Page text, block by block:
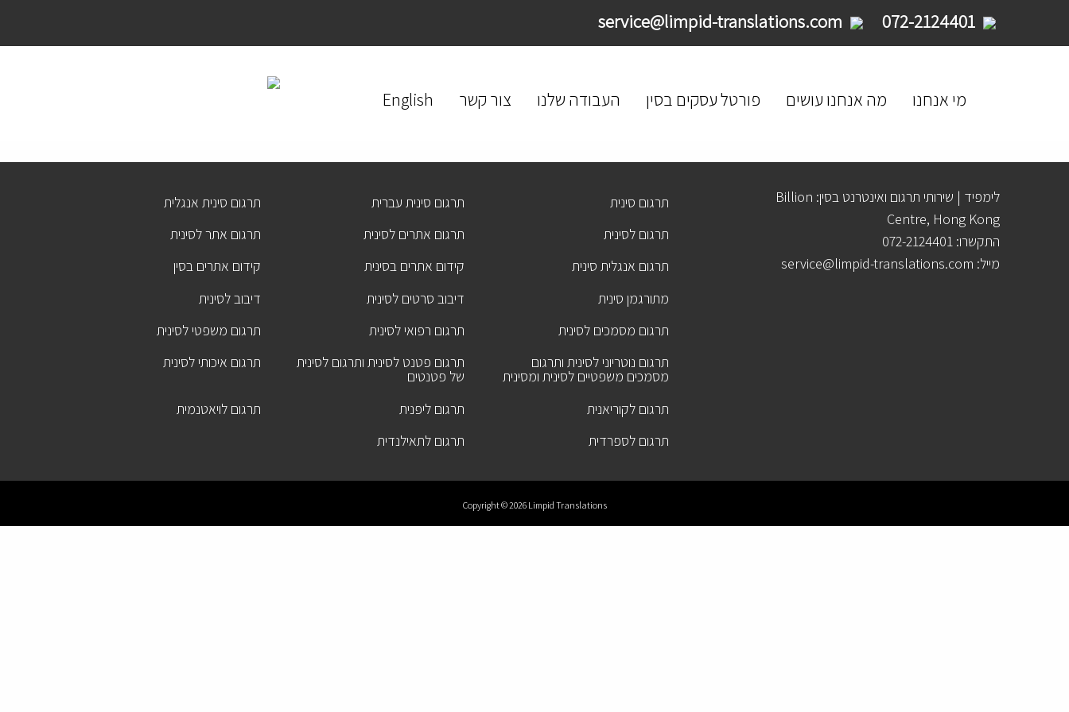
מי אנחנו מה אנחנו עושים פורטל עסקים בסין העבודה שלנו צור קשר English
לימפיד | שירותי תרגום ואינטרנט בסין: Billion
Centre, Hong Kong
התקשרו: 072-2124401
מייל: service@limpid-translations.com
תרגום סינית תרגום סינית עברית
תרגום סינית אנגלית
תרגום לסינית
תרגום אתרים לסינית
תרגום אתר לסינית
תרגום אנגלית סינית
קידום אתרים בסינית
קידום אתרים בסין
מתורגמן סינית
דיבוב סרטים לסינית
דיבוב לסינית
תרגום מסמכים לסינית
תרגום רפואי לסינית
תרגום משפטי לסינית
תרגום נוטריוני לסינית ותרגום
מסמכים משפטיים לסינית ומסינית
תרגום פטנט לסינית ותרגום לסינית
של פטנטים
תרגום איכותי לסינית
תרגום לקוריאנית תרגום ליפנית
תרגום לויאטנמית
תרגום לספרדית
תרגום לתאילנדית
Copyright © 2026 Limpid Translations